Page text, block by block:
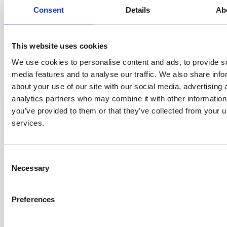
Consent Details
This website uses cookies
We use cookies to personalise content and ads, to provide
media features and to analyse our traffic. We also share
about your use of our site with our social media, advertising
analytics partners who may combine it with other
you’ve provided to them or that they’ve collected from your
services.
Selection
Necessary
Preferences
Janet Mook - OH192
Wetenschappelijke publicatie 31 oktober 2022
Een kwalitatief verkenningsonderzoek naar het herkennen van
signalen van huiselijk geweld en kindermishandeling door
problems of children: mediating role of